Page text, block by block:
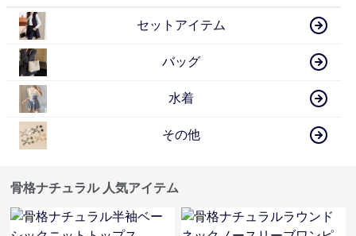
セットアイテム
バッグ
水着
その他
骨格ナチュラル 人気アイテム